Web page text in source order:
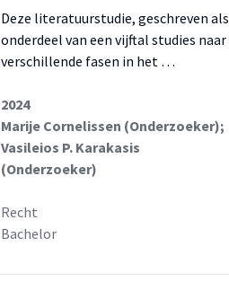
Deze literatuurstudie, geschreven als
onderdeel van een vijftal studies naar
verschillende fasen in het …
2024
Marije Cornelissen (Onderzoeker);
Vasileios P. Karakasis
(Onderzoeker)
Recht
Bachelor